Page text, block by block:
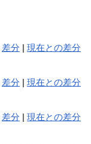
差分 |現在との差分
差分 |現在との差分
差分 |現在との差分